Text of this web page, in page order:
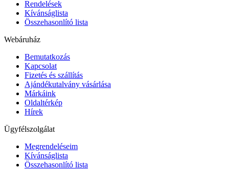
Rendelések
Kívánságlista
Összehasonlító lista
Webáruház
Bemutatkozás
Kapcsolat
Fizetés és szállítás
Ajándékutalvány vásárlása
Márkáink
Oldaltérkép
Hírek
Ügyfélszolgálat
Megrendeléseim
Kívánságlista
Összehasonlító lista